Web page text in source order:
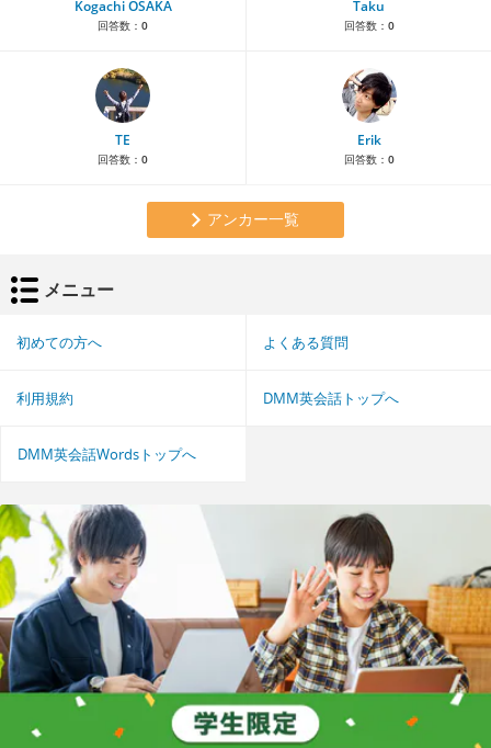
Kogachi OSAKA
回答数： 0
Taku
回答数： 0
TE
回答数： 0
Erik
回答数： 0
アンカー一覧
メニュー
初めての方へ よくある質問
利用規約 DMM英会話トップへ
DMM英会話Wordsトップへ